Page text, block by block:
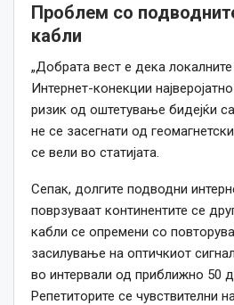
Проблем со
кабли
„Добрата вест е дека
Интернет-конекции
ризик од оштетување бидејќи
не се засегнати од
се вели во статијата.
Сепак, долгите подводни
поврзуваат континентите се
кабли се опремени со
засилување на оптичкиот
во интервали од приближно 50
Репетиторите се чувствителни